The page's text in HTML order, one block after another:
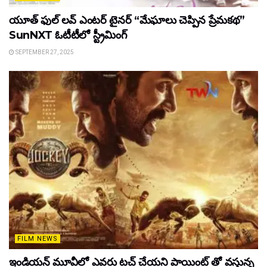
యూత్ ఫుల్ లవ్ ఎంటర్ టైనర్ “మేఘాలు చెప్పిన ప్రేమకథ”
SunNXT ఓటీటీలో స్ట్రీమింగ్
SEPTEMBER 27, 2025
FILM NEWS
ఇండియన్ మూవీలో ఎవరు టచ్ చేయని పాయింట్ తో వస్తున్న